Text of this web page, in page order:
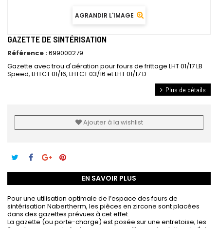
AGRANDIR L'IMAGE
GAZETTE DE SINTÉRISATION
Référence :699000279
Gazette avec trou d'aération pour fours de frittage LHT 01/17 LB
Speed, LHTCT 01/16, LHTCT 03/16 et LHT 01/17 D
Plus de détails
Ajouter à la wishlist
EN SAVOIR PLUS
Pour une utilisation optimale de l’espace des fours de
sintérisation Nabertherm, les pièces en zircone sont placées
dans des gazettes prévues à cet effet.
La gazette (ou porte-charge) est posée sur une entretoise; les